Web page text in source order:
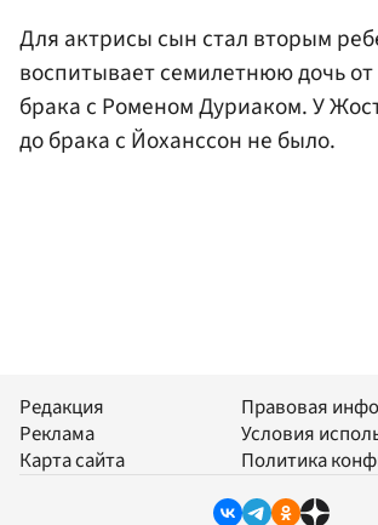
Для актрисы сын стал вторым
воспитывает семилетнюю дочь от
брака с Роменом Дуриаком. У
до брака с Йоханссон не было.
Редакция
Реклама
Карта сайта
Правовая
Условия
Политика